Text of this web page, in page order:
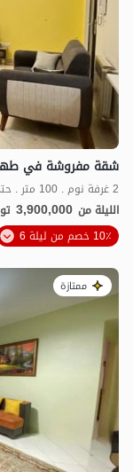
شقة مفروشة في
2 غرفة نوم . 100 متر . حتى 6 ضيف
الليلة من 3,900,000
10٪ خصم من ليلة 6
ممتازة